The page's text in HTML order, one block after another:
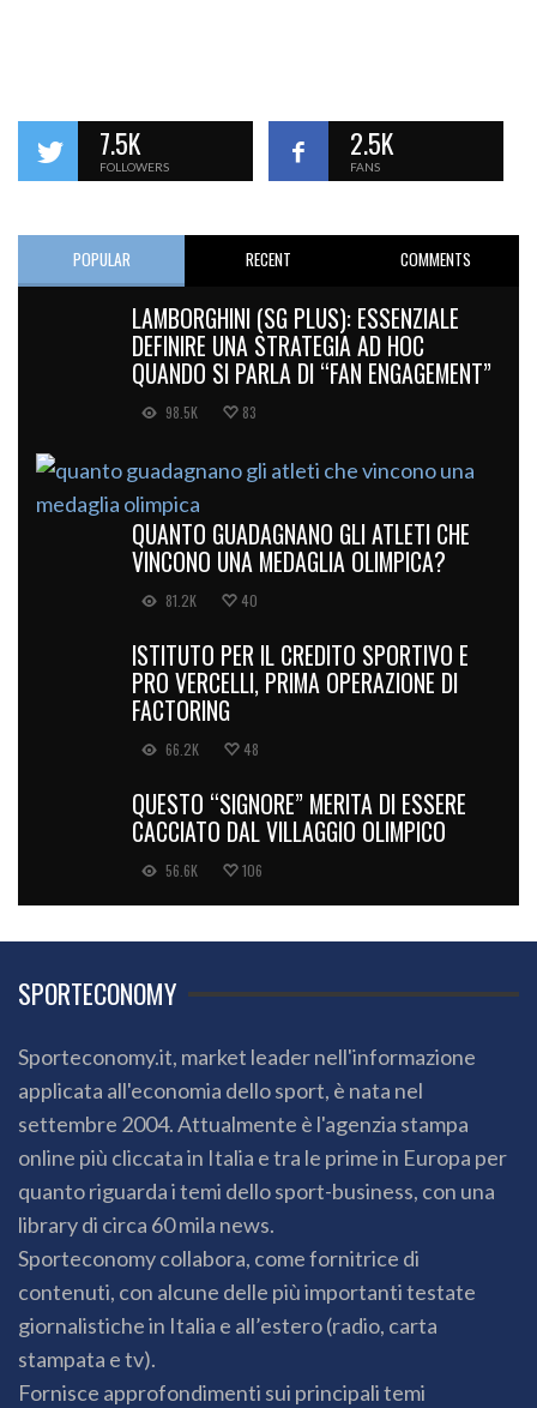
7.5K
FOLLOWERS
2.5K
FANS
POPULAR RECENT COMMENTS
LAMBORGHINI (SG PLUS): ESSENZIALE
DEFINIRE UNA STRATEGIA AD HOC
QUANDO SI PARLA DI “FAN ENGAGEMENT”
98.5K 83
QUANTO GUADAGNANO GLI ATLETI CHE
VINCONO UNA MEDAGLIA OLIMPICA?
81.2K 40
ISTITUTO PER IL CREDITO SPORTIVO E
PRO VERCELLI, PRIMA OPERAZIONE DI
FACTORING
66.2K 48
QUESTO “SIGNORE” MERITA DI ESSERE
CACCIATO DAL VILLAGGIO OLIMPICO
56.6K 106
SPORTECONOMY
Sporteconomy.it, market leader nell'informazione
applicata all'economia dello sport, è nata nel
settembre 2004. Attualmente è l'agenzia stampa
online più cliccata in Italia e tra le prime in Europa per
quanto riguarda i temi dello sport-business, con una
library di circa 60 mila news.
Sporteconomy collabora, come fornitrice di
contenuti, con alcune delle più importanti testate
giornalistiche in Italia e all’estero (radio, carta
stampata e tv).
Fornisce approfondimenti sui principali temi